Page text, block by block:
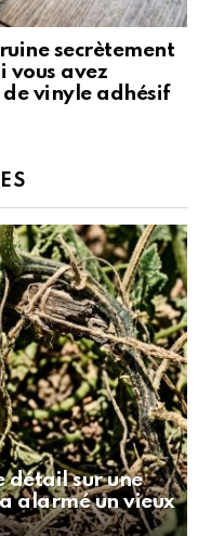
secrètement
vous avez
de vinyle adhésif
détail sur une
alarmé un vieux